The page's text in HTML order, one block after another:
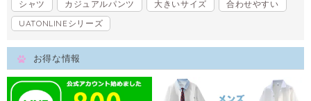
シャツ
カジュアルパンツ 大きいサイズ
合わせやすい
UATONLINEシリーズ
お得な情報